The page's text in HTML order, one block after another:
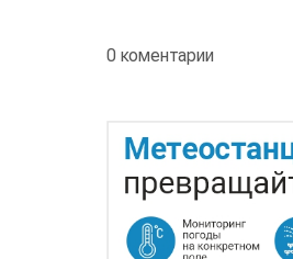
0 коментарии